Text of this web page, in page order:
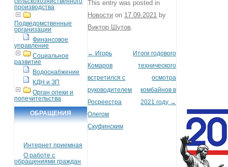
производства
Подведомственные
организации
Финансовое
управление
Социальное
развитие
Водоснабжение
КДН и ЗП
Орган опеки и
попечительства
ОБРАЩЕНИЯ
Интернет приемная
О работе с
обращениями граждан
This entry was posted in
Новости on 17.09.2021 by
Виктор Шутов
Post navigation
← Игорь
Комаров
встретился с
руководителем
Росреестра
Олегом
Скуфинским
Итоги годового
технического
осмотра
комбайнов в
2021 году →